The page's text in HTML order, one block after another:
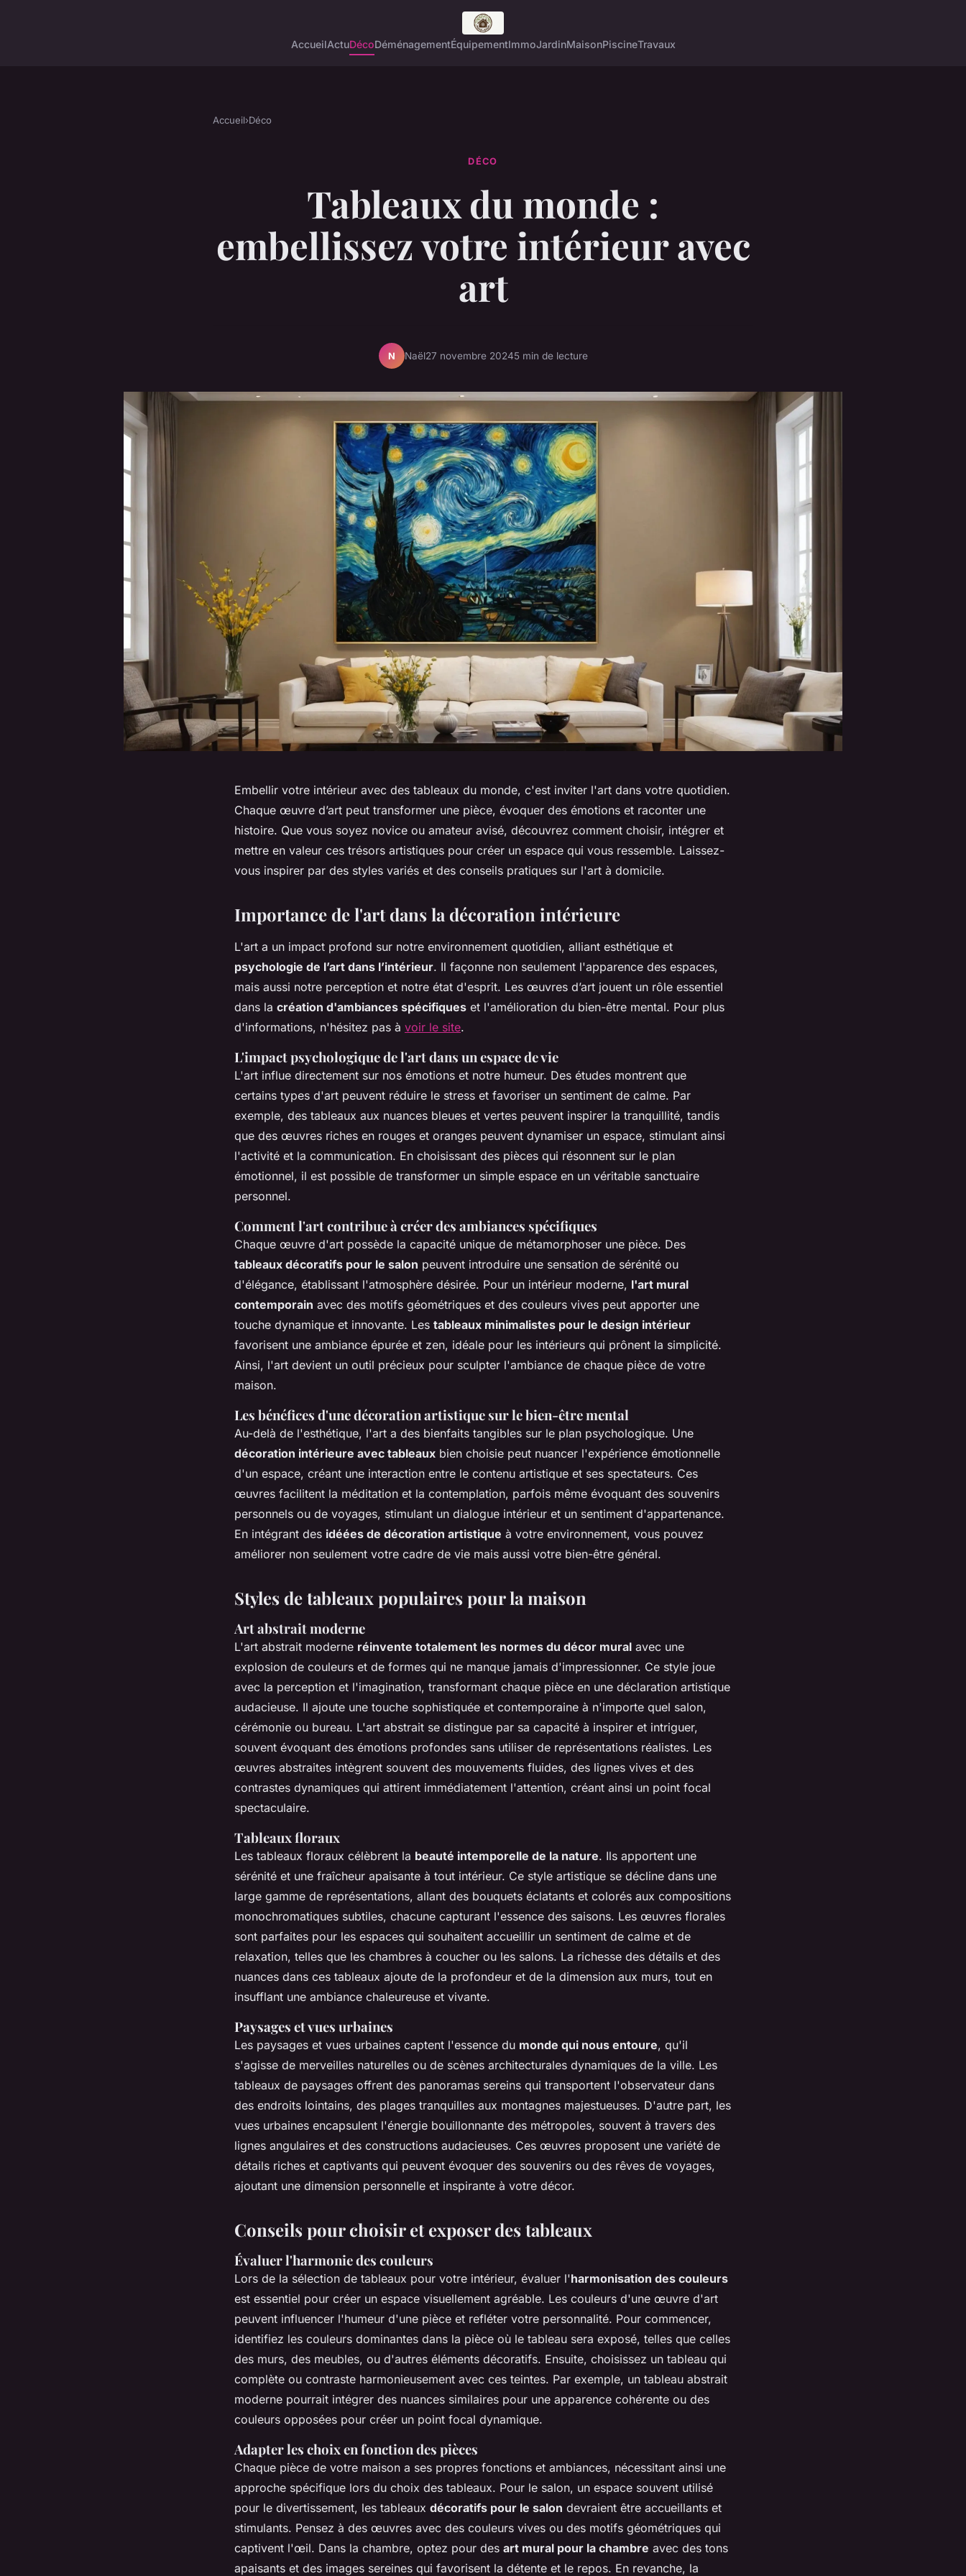
AccueilActuDécoDéménagementÉquipementImmoJardinMaisonPiscineTravaux
Accueil›Déco
DÉCO
Tableaux du monde :
embellissez votre intérieur avec
art
N Naël27 novembre 20245 min de lecture
Embellir votre intérieur avec des tableaux du monde, c'est inviter l'art dans votre quotidien.
Chaque œuvre d’art peut transformer une pièce, évoquer des émotions et raconter une
histoire. Que vous soyez novice ou amateur avisé, découvrez comment choisir, intégrer et
mettre en valeur ces trésors artistiques pour créer un espace qui vous ressemble. Laissez-
vous inspirer par des styles variés et des conseils pratiques sur l'art à domicile.
Importance de l'art dans la décoration intérieure
L'art a un impact profond sur notre environnement quotidien, alliant esthétique et
psychologie de l’art dans l’intérieur. Il façonne non seulement l'apparence des espaces,
mais aussi notre perception et notre état d'esprit. Les œuvres d’art jouent un rôle essentiel
dans la création d'ambiances spécifiques et l'amélioration du bien-être mental. Pour plus
d'informations, n'hésitez pas à voir le site.
L'impact psychologique de l'art dans un espace de vie
L'art influe directement sur nos émotions et notre humeur. Des études montrent que
certains types d'art peuvent réduire le stress et favoriser un sentiment de calme. Par
exemple, des tableaux aux nuances bleues et vertes peuvent inspirer la tranquillité, tandis
que des œuvres riches en rouges et oranges peuvent dynamiser un espace, stimulant ainsi
l'activité et la communication. En choisissant des pièces qui résonnent sur le plan
émotionnel, il est possible de transformer un simple espace en un véritable sanctuaire
personnel.
Comment l'art contribue à créer des ambiances spécifiques
Chaque œuvre d'art possède la capacité unique de métamorphoser une pièce. Des
tableaux décoratifs pour le salon peuvent introduire une sensation de sérénité ou
d'élégance, établissant l'atmosphère désirée. Pour un intérieur moderne, l'art mural
contemporain avec des motifs géométriques et des couleurs vives peut apporter une
touche dynamique et innovante. Les tableaux minimalistes pour le design intérieur
favorisent une ambiance épurée et zen, idéale pour les intérieurs qui prônent la simplicité.
Ainsi, l'art devient un outil précieux pour sculpter l'ambiance de chaque pièce de votre
maison.
Les bénéfices d'une décoration artistique sur le bien-être mental
Au-delà de l'esthétique, l'art a des bienfaits tangibles sur le plan psychologique. Une
décoration intérieure avec tableaux bien choisie peut nuancer l'expérience émotionnelle
d'un espace, créant une interaction entre le contenu artistique et ses spectateurs. Ces
œuvres facilitent la méditation et la contemplation, parfois même évoquant des souvenirs
personnels ou de voyages, stimulant un dialogue intérieur et un sentiment d'appartenance.
En intégrant des idéées de décoration artistique à votre environnement, vous pouvez
améliorer non seulement votre cadre de vie mais aussi votre bien-être général.
Styles de tableaux populaires pour la maison
Art abstrait moderne
L'art abstrait moderne réinvente totalement les normes du décor mural avec une
explosion de couleurs et de formes qui ne manque jamais d'impressionner. Ce style joue
avec la perception et l'imagination, transformant chaque pièce en une déclaration artistique
audacieuse. Il ajoute une touche sophistiquée et contemporaine à n'importe quel salon,
cérémonie ou bureau. L'art abstrait se distingue par sa capacité à inspirer et intriguer,
souvent évoquant des émotions profondes sans utiliser de représentations réalistes. Les
œuvres abstraites intègrent souvent des mouvements fluides, des lignes vives et des
contrastes dynamiques qui attirent immédiatement l'attention, créant ainsi un point focal
spectaculaire.
Tableaux floraux
Les tableaux floraux célèbrent la beauté intemporelle de la nature. Ils apportent une
sérénité et une fraîcheur apaisante à tout intérieur. Ce style artistique se décline dans une
large gamme de représentations, allant des bouquets éclatants et colorés aux compositions
monochromatiques subtiles, chacune capturant l'essence des saisons. Les œuvres florales
sont parfaites pour les espaces qui souhaitent accueillir un sentiment de calme et de
relaxation, telles que les chambres à coucher ou les salons. La richesse des détails et des
nuances dans ces tableaux ajoute de la profondeur et de la dimension aux murs, tout en
insufflant une ambiance chaleureuse et vivante.
Paysages et vues urbaines
Les paysages et vues urbaines captent l'essence du monde qui nous entoure, qu'il
s'agisse de merveilles naturelles ou de scènes architecturales dynamiques de la ville. Les
tableaux de paysages offrent des panoramas sereins qui transportent l'observateur dans
des endroits lointains, des plages tranquilles aux montagnes majestueuses. D'autre part, les
vues urbaines encapsulent l'énergie bouillonnante des métropoles, souvent à travers des
lignes angulaires et des constructions audacieuses. Ces œuvres proposent une variété de
détails riches et captivants qui peuvent évoquer des souvenirs ou des rêves de voyages,
ajoutant une dimension personnelle et inspirante à votre décor.
Conseils pour choisir et exposer des tableaux
Évaluer l'harmonie des couleurs
Lors de la sélection de tableaux pour votre intérieur, évaluer l'harmonisation des couleurs
est essentiel pour créer un espace visuellement agréable. Les couleurs d'une œuvre d'art
peuvent influencer l'humeur d'une pièce et refléter votre personnalité. Pour commencer,
identifiez les couleurs dominantes dans la pièce où le tableau sera exposé, telles que celles
des murs, des meubles, ou d'autres éléments décoratifs. Ensuite, choisissez un tableau qui
complète ou contraste harmonieusement avec ces teintes. Par exemple, un tableau abstrait
moderne pourrait intégrer des nuances similaires pour une apparence cohérente ou des
couleurs opposées pour créer un point focal dynamique.
Adapter les choix en fonction des pièces
Chaque pièce de votre maison a ses propres fonctions et ambiances, nécessitant ainsi une
approche spécifique lors du choix des tableaux. Pour le salon, un espace souvent utilisé
pour le divertissement, les tableaux décoratifs pour le salon devraient être accueillants et
stimulants. Pensez à des œuvres avec des couleurs vives ou des motifs géométriques qui
captivent l'œil. Dans la chambre, optez pour des art mural pour la chambre avec des tons
apaisants et des images sereines qui favorisent la détente et le repos. En revanche, la